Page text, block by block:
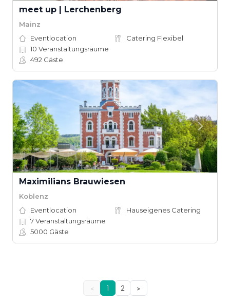
meet up | Lerchenberg
Mainz
Eventlocation
Catering Flexibel
10 Veranstaltungsräume
492 Gäste
Maximilians Brauwiesen
Koblenz
Eventlocation
Hauseigenes Catering
7Veranstaltungsräume
5000 Gäste
< 1 2 >